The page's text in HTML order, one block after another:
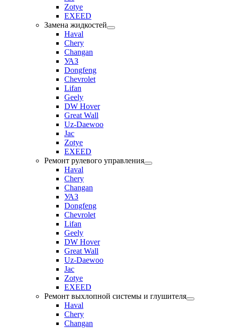
Zotye
EXEED
Замена жидкостей
Haval
Chery
Changan
УАЗ
Dongfeng
Chevrolet
Lifan
Geely
DW Hover
Great Wall
Uz-Daewoo
Jac
Zotye
EXEED
Ремонт рулевого управления
Haval
Chery
Changan
УАЗ
Dongfeng
Chevrolet
Lifan
Geely
DW Hover
Great Wall
Uz-Daewoo
Jac
Zotye
EXEED
Ремонт выхлопной системы и глушителя
Haval
Chery
Changan